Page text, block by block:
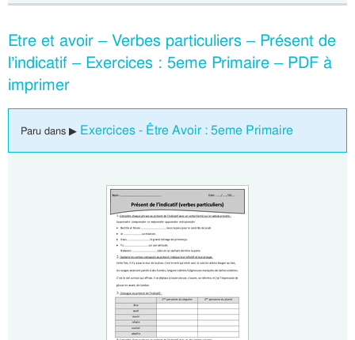
Etre et avoir – Verbes particuliers – Présent de
l’indicatif – Exercices : 5eme Primaire – PDF à
imprimer
Paru dans ▶ Exercices - Être Avoir : 5eme Primaire